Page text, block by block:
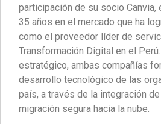
participación de su socio Canvia,
35 años en el mercado que ha
como el proveedor líder de
Transformación Digital en el
estratégico, ambas compañías
desarrollo tecnológico de las
país, a través de la integración
migración segura hacia la nube.